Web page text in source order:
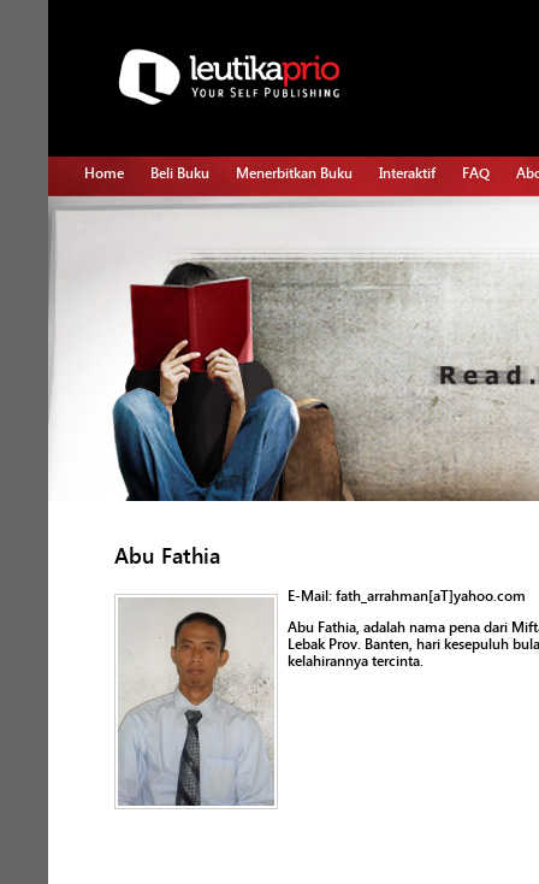
Home Beli Buku Menerbitkan Buku Interaktif FAQ
Abu Fathia
E-Mail: fath_arrahman[aT]yahoo.com
Abu Fathia, adalah nama pena dari
Lebak Prov. Banten, hari kesepuluh
kelahirannya tercinta.